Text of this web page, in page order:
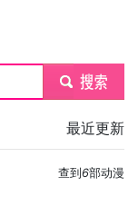
submit
最近更新
查到 6部动漫